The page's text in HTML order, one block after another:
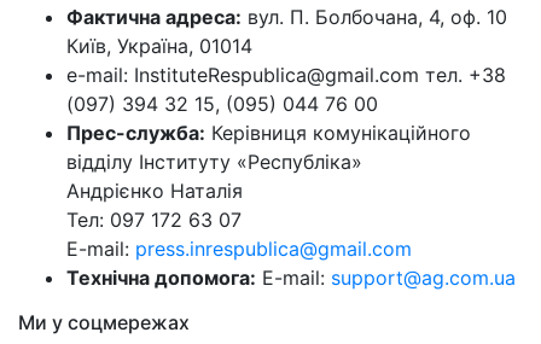
Фактична адреса: вул. П. Болбочана, 4, оф. 10
Київ, Україна, 01014
e-mail: InstituteRespublica@gmail.com тел. +38
(097) 394 32 15, (095) 044 76 00
Прес-служба: Керівниця комунікаційного
відділу Інституту «Республіка»
Андрієнко Наталія
Тел: 097 172 63 07
E-mail: press.inrespublica@gmail.com
Технічна допомога: E-mail: support@ag.com.ua
Ми у соцмережах